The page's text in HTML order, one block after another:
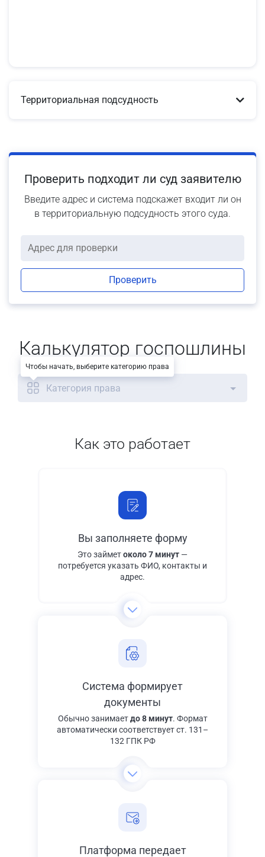
Территориальная подсудность
Проверить подходит ли суд заявителю
Введите адрес и система подскажет входит ли он
в территориальную подсудность этого суда.
Проверить
Калькулятор госпошлины
Категория права
Как это работает
Вы заполняете форму
Это займетоколо 7 минут —
потребуется указать ФИО, контакты и
адрес.
Система формирует
документы
Обычно занимаетдо 8 минут. Формат
автоматически соответствует ст. 131–
132 ГПК РФ
Платформа передает
Чтобы начать, выберите категорию права